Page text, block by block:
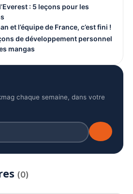
: 5 leçons pour les
et l’équipe de France, c’est fini !
de développement personnel
mangas
chaque semaine, dans votre
(0)